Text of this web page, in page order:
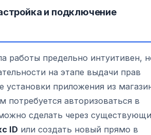
и подключение
работы предельно интуитивен,
на этапе выдачи прав
установки приложения из
потребуется авторизоваться в
сделать через
ID или создать новый прямо в